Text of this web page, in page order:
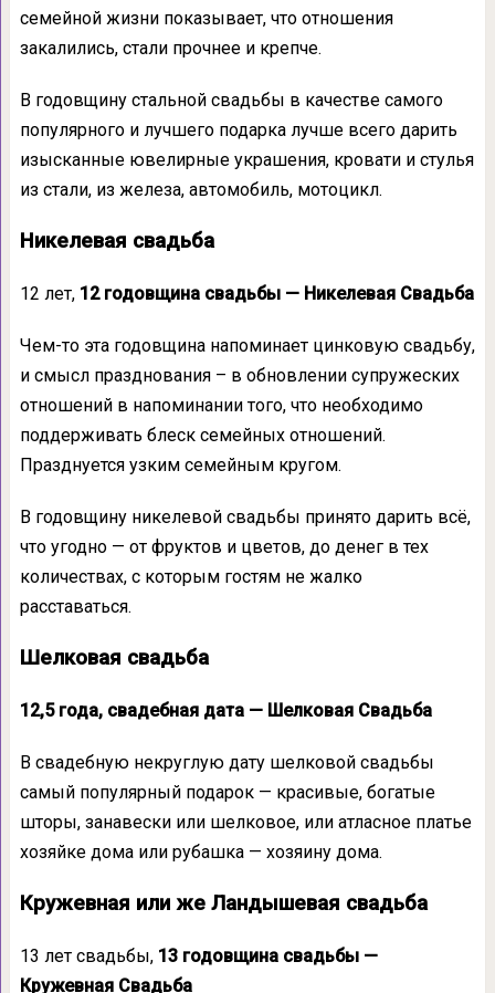
семейной жизни показывает, что отношения
закалились, стали прочнее и крепче.
В годовщину стальной свадьбы в качестве самого
популярного и лучшего подарка лучше всего дарить
изысканные ювелирные украшения, кровати и стулья
из стали, из железа, автомобиль, мотоцикл.
Никелевая свадьба
12 лет, 12 годовщина свадьбы — Никелевая Свадьба
Чем-то эта годовщина напоминает цинковую свадьбу,
и смысл празднования – в обновлении супружеских
отношений в напоминании того, что необходимо
поддерживать блеск семейных отношений.
Празднуется узким семейным кругом.
В годовщину никелевой свадьбы принято дарить всё,
что угодно — от фруктов и цветов, до денег в тех
количествах, с которым гостям не жалко
расставаться.
Шелковая свадьба
12,5 года, свадебная дата — Шелковая Свадьба
В свадебную некруглую дату шелковой свадьбы
самый популярный подарок — красивые, богатые
шторы, занавески или шелковое, или атласное платье
хозяйке дома или рубашка — хозяину дома.
Кружевная или же Ландышевая свадьба
13 лет свадьбы, 13 годовщина свадьбы —
Кружевная Свадьба